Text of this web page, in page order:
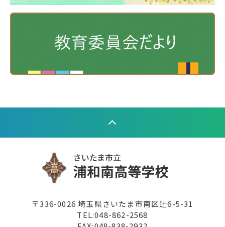
〒336-0026 埼玉県さいたま市南区辻6-5-31
TEL:048-862-2568